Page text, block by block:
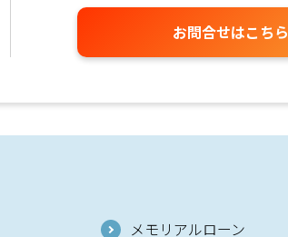
お問合せはこちら
メモリアルローン